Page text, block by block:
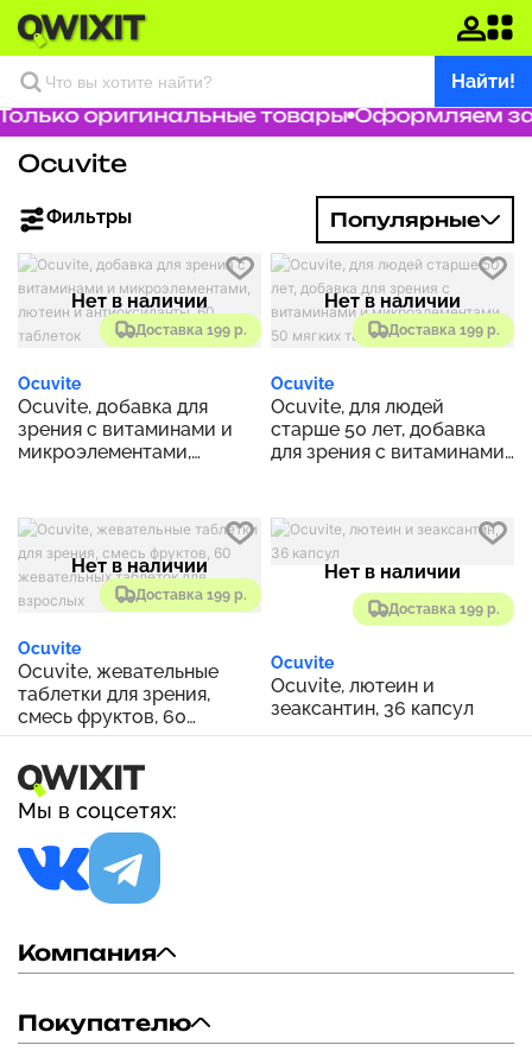
Найти!
оригинальные товары Оформляем
Ocuvite
Фильтры Популярные
Доставка 199 р.
Нет в наличии
Ocuvite
Ocuvite, добавка для
зрения с витаминами и
микроэлементами,
Доставка 199 р.
Нет в наличии
Ocuvite
Ocuvite, для людей
старше 50 лет, добавка
для зрения с витаминами
Доставка 199 р.
Нет в наличии
Ocuvite
Ocuvite, жевательные
таблетки для зрения,
смесь фруктов, 60
жевательных таблеток
для взрослых
Доставка 199 р.
Нет в наличии
Ocuvite
Ocuvite, лютеин и
зеаксантин, 36 капсул
Мы в соцсетях:
Компания
Покупателю